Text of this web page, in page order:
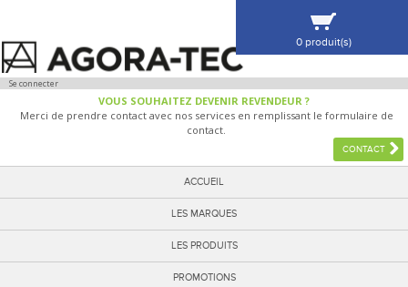
Se connecter
VOUS SOUHAITEZ DEVENIR REVENDEUR ?
Merci de prendre contact avec nos services en remplissant le formulaire de
contact.
CONTACT
ACCUEIL
LES MARQUES
LES PRODUITS
PROMOTIONS
0 produit(s)
VOIR MA SÉLECTION